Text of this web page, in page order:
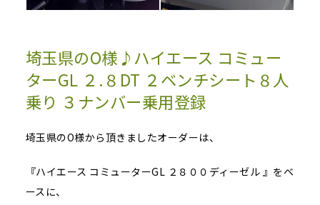
埼玉県のO様♪ハイエース コミュー
ターGL ２.８DT ２ベンチシート８人
乗り ３ナンバー乗用登録
埼玉県のO様から頂きましたオーダーは、
『ハイエース コミューターGL ２８００ディーゼル 』をベ
ースに、